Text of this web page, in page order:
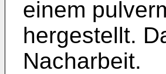
einem
herge­stellt.
Nacharbeit.